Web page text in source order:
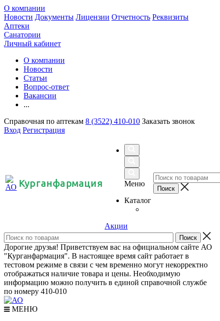
О компании
Новости Документы Лицензии Отчетность Реквизиты
Аптеки
Санатории
Личный кабинет
О компании
Новости
Статьи
Вопрос-ответ
Вакансии
...
Справочная по аптекам 8 (3522) 410-010 Заказать звонок
Вход Регистрация
Курганфармация
Меню
Каталог
Акции
Дорогие друзья! Приветствуем вас на официальном сайте АО
"Курганфармация". В настоящее время сайт работает в
тестовом режиме в связи с чем временно могут некорректно
отображаться наличие товара и цены. Необходимую
информацию можно получить в единой справочной службе
по номеру 410-010
МЕНЮ